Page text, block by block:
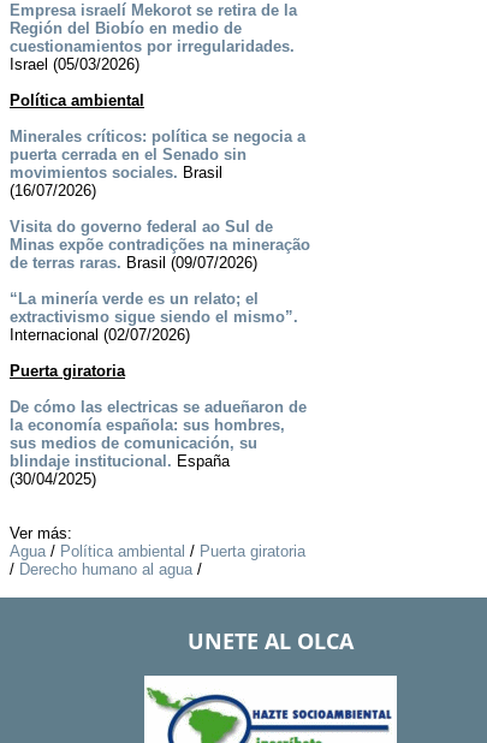
Empresa israelí Mekorot se retira de la
Región del Biobío en medio de
cuestionamientos por irregularidades.
Israel (05/03/2026)
Política ambiental
Minerales críticos: política se negocia a
puerta cerrada en el Senado sin
movimientos sociales. Brasil
(16/07/2026)
Visita do governo federal ao Sul de
Minas expõe contradições na mineração
de terras raras. Brasil (09/07/2026)
“La minería verde es un relato; el
extractivismo sigue siendo el mismo”.
Internacional (02/07/2026)
Puerta giratoria
De cómo las electricas se adueñaron de
la economía española: sus hombres,
sus medios de comunicación, su
blindaje institucional. España
(30/04/2025)
Ver más:
Agua/ Política ambiental / Puerta giratoria
/ Derecho humano al agua/
UNETE AL OLCA